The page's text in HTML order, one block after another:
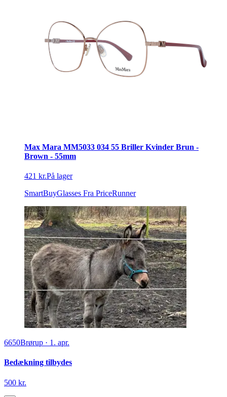
Max Mara MM5033 034 55 Briller Kvinder Brun -
Brown - 55mm
421 kr.På lager
SmartBuyGlasses Fra PriceRunner
6650Brørup · 1. apr.
Bedækning tilbydes
500 kr.